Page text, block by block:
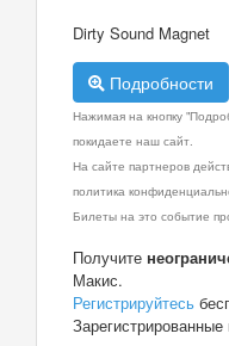
Dirty Sound Magnet
Подробности
Нажимая на кнопку
покидаете наш сайт.
На сайте партнеров
политика
Билеты на это событие
Получите
Макис.
Регистрируйтесь